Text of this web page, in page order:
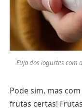
Fuja dos iogurtes com
Pode sim, mas
frutas certas!